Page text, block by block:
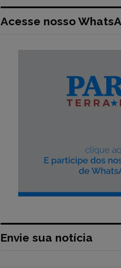
Acesse nosso
Envie sua notícia